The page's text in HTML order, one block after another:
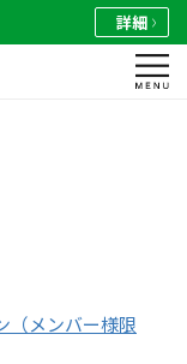
詳細
（メンバー様限